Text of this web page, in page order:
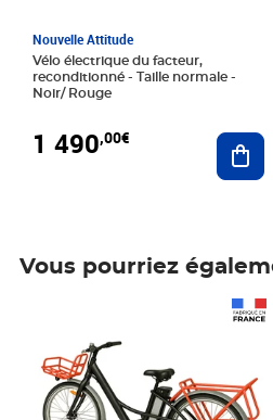
Nouvelle Attitude
Vélo électrique du facteur,
reconditionné - Taille normale -
Noir/ Rouge
1 490,00€
Vous pourriez